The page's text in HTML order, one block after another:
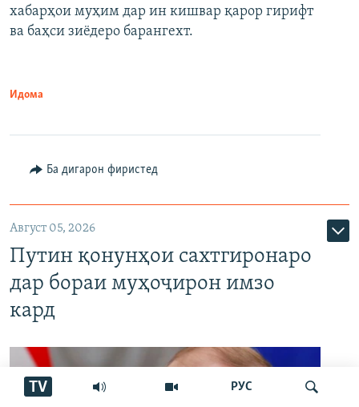
РУС
TV
720p 1080p
хабарҳои муҳим дар ин кишвар қарор гирифт
ва баҳси зиёдеро барангехт.
Идома
Ба дигарон фиристед
Август 05, 2026
Путин қонунҳои сахтгиронаро
дар бораи муҳоҷирон имзо
кард